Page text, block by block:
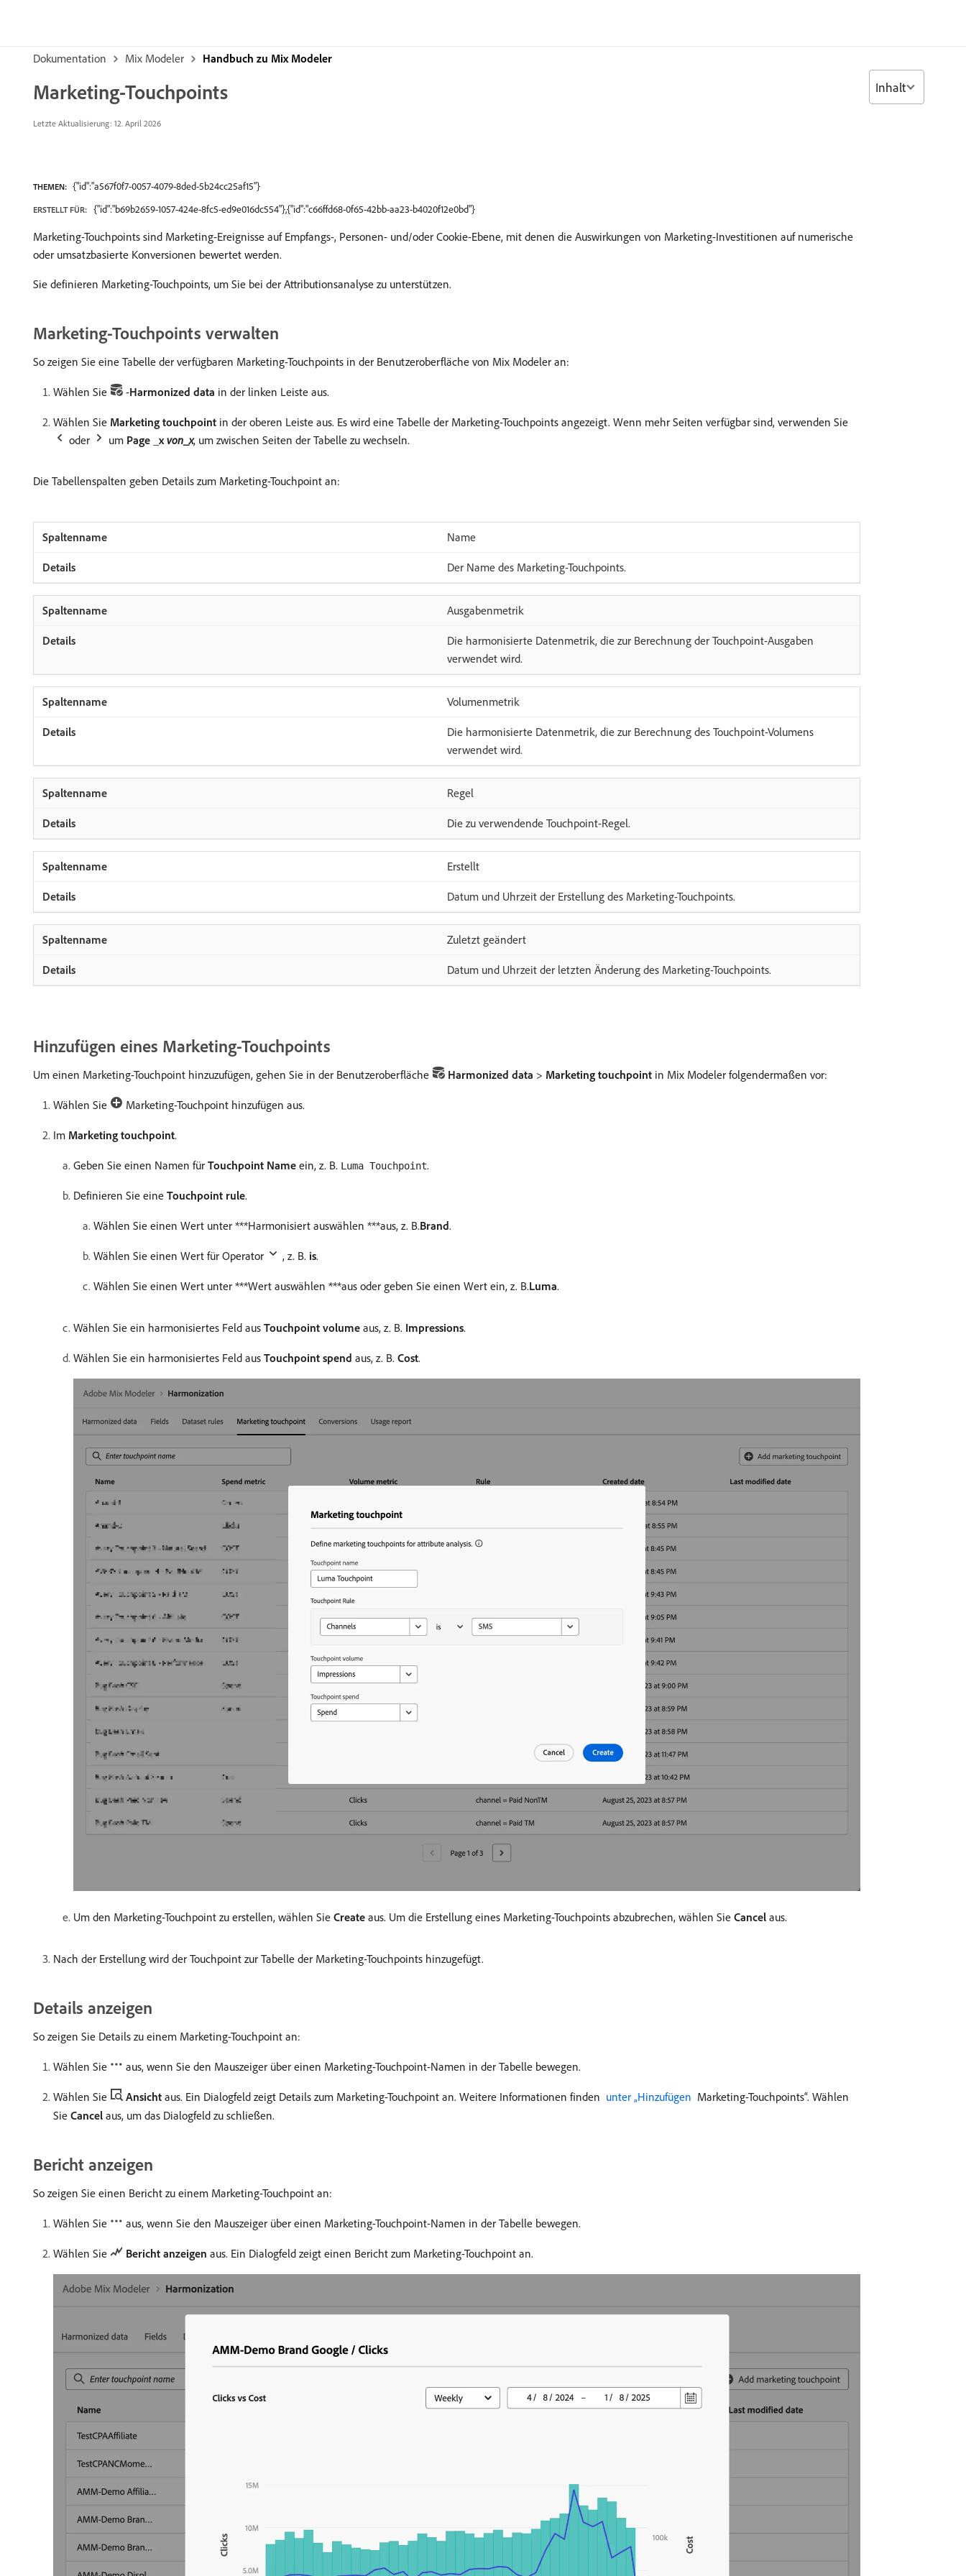
Dokumentation Mix Modeler Handbuch zu Mix Modeler
Marketing-Touchpoints
Letzte Aktualisierung: 12. April 2026
THEMEN: {"id":"a567f0f7-0057-4079-8ded-5b24cc25af15"}
ERSTELLT FÜR: {"id":"b69b2659-1057-424e-8fc5-ed9e016dc554"},{"id":"c66ffd68-0f65-42bb-aa23-b4020f12e0bd"}
Marketing-Touchpoints sind Marketing-Ereignisse auf Empfangs-, Personen- und/oder Cookie-Ebene, mit denen die Auswirkungen von Marketing-Investitionen auf numerische
oder umsatzbasierte Konversionen bewertet werden.
Sie definieren Marketing-Touchpoints, um Sie bei der Attributionsanalyse zu unterstützen.
Marketing-Touchpoints verwalten
So zeigen Sie eine Tabelle der verfügbaren Marketing-Touchpoints in der Benutzeroberfläche von Mix Modeler an:
Wählen Sie -Harmonized data in der linken Leiste aus.
Wählen Sie Marketing touchpoint in der oberen Leiste aus. Es wird eine Tabelle der Marketing-Touchpoints angezeigt. Wenn mehr Seiten verfügbar sind, verwenden Sie
oder
um Page _xvon_x, um zwischen Seiten der Tabelle zu wechseln.
Die Tabellenspalten geben Details zum Marketing-Touchpoint an:
Name
Der Name des Marketing-Touchpoints.
Ausgabenmetrik
Die harmonisierte Datenmetrik, die zur Berechnung der Touchpoint-Ausgaben
verwendet wird.
Volumenmetrik
Die harmonisierte Datenmetrik, die zur Berechnung des Touchpoint-Volumens
verwendet wird.
Regel
Die zu verwendende Touchpoint-Regel.
Erstellt
Datum und Uhrzeit der Erstellung des Marketing-Touchpoints.
Zuletzt geändert
Datum und Uhrzeit der letzten Änderung des Marketing-Touchpoints.
Hinzufügen eines Marketing-Touchpoints
Um einen Marketing-Touchpoint hinzuzufügen, gehen Sie in der Benutzeroberfläche Harmonized data > Marketing touchpoint in Mix Modeler folgendermaßen vor:
Wählen Sie Marketing-Touchpoint hinzufügen aus.
Im Marketing touchpoint.
Geben Sie einen Namen für Touchpoint Name ein, z. B. Luma Touchpoint.
Definieren Sie eine Touchpoint rule.
Wählen Sie einen Wert unter ***Harmonisiert auswählen ***​aus, z. B.Brand.
Wählen Sie einen Wert für Operator , z. B. is.
Wählen Sie einen Wert unter ***Wert auswählen ***​aus oder geben Sie einen Wert ein, z. B.Luma.
Wählen Sie ein harmonisiertes Feld aus Touchpoint volume aus, z. B. Impressions.
Wählen Sie ein harmonisiertes Feld aus Touchpoint spend aus, z. B. Cost.
Um den Marketing-Touchpoint zu erstellen, wählen Sie Create aus. Um die Erstellung eines Marketing-Touchpoints abzubrechen, wählen Sie Cancel aus.
Nach der Erstellung wird der Touchpoint zur Tabelle der Marketing-Touchpoints hinzugefügt.
Details anzeigen
So zeigen Sie Details zu einem Marketing-Touchpoint an:
Wählen Sie aus, wenn Sie den Mauszeiger über einen Marketing-Touchpoint-Namen in der Tabelle bewegen.
Wählen Sie Ansicht aus. Ein Dialogfeld zeigt Details zum Marketing-Touchpoint an. Weitere Informationen finden ​ unter „Hinzufügen ​ Marketing-Touchpoints“. Wählen
Sie Cancel aus, um das Dialogfeld zu schließen.
Bericht anzeigen
So zeigen Sie einen Bericht zu einem Marketing-Touchpoint an:
Wählen Sie aus, wenn Sie den Mauszeiger über einen Marketing-Touchpoint-Namen in der Tabelle bewegen.
Wählen Sie Bericht anzeigen aus. Ein Dialogfeld zeigt einen Bericht zum Marketing-Touchpoint an.
Inhalt